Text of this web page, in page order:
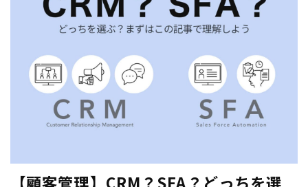
【顧客管理】CRM？SFA？どっちを選